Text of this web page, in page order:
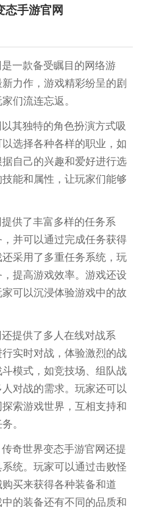
态手游官网
一款备受瞩目的网络游
力作，游戏精彩纷呈的剧
们流连忘返。
其独特的角色扮演方式吸
选择各种各样的职业，如
自己的兴趣和爱好进行选
能和属性，让玩家们能够
供了丰富多样的任务系
并可以通过完成任务获得
采用了多重任务系统，玩
提高游戏效率。游戏还设
可以沉浸体验游戏中的故
提供了多人在线对战系
实时对战，体验激烈的战
模式，如竞技场、组队战
对战的需求。玩家还可以
索游戏世界，互相支持和
。
奇世界变态手游官网还提
统。玩家可以通过击败怪
买来获得各种装备和道
的装备还有不同的品质和